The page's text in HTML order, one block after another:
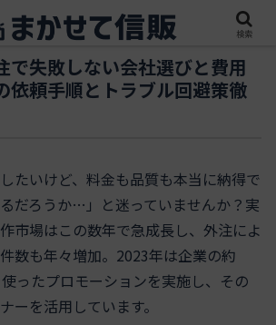
で失敗しない会社選びと費用
依頼手順とトラブル回避策徹
たいけど、料金も品質も本当に納得で
だろうか…」と迷っていませんか？実
市場はこの数年で急成長し、外注によ
数も年々増加。2023年は企業の約
使ったプロモーションを実施し、その
ーを活用しています。
検索